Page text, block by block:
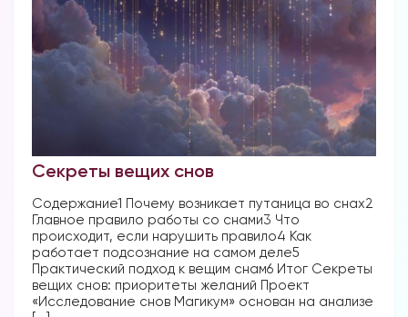
Секреты вещих снов
Содержание1 Почему возникает путаница во снах2
Главное правило работы со снами3 Что
происходит, если нарушить правило4 Как
работает подсознание на самом деле5
Практический подход к вещим снам6 Итог Секреты
вещих снов: приоритеты желаний Проект
«Исследование снов Магикум» основан на анализе